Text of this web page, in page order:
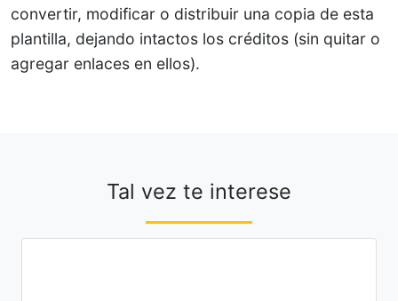
convertir, modificar o distribuir una copia de esta
plantilla, dejando intactos los créditos (sin quitar o
agregar enlaces en ellos).
Tal vez te interese